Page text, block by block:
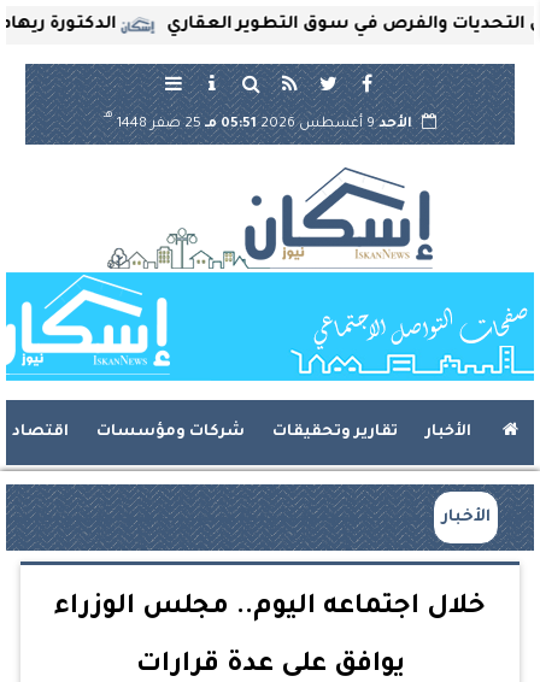
الدكتورة ريهام ثروت والفرص في سوق التطوير العقاري
الأحد9 أغسطس 2026 05:51 مـ 25 صفر 1448
هـ
الأخبار تقارير وتحقيقات شركات ومؤسسات اقتصاد
الأخبار
خلال اجتماعه اليوم.. مجلس الوزراء
يوافق على عدة قرارات